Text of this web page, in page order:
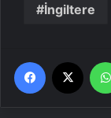
İngiltere
Facebook